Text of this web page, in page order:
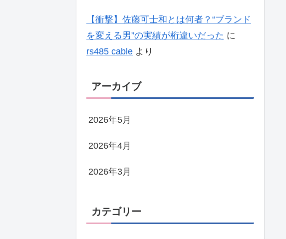
【衝撃】佐藤可士和とは何者？“ブランド
を変える男”の実績が桁違いだった に
rs485 cable より
アーカイブ
2026年5月
2026年4月
2026年3月
カテゴリー